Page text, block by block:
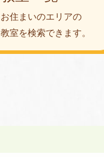
お住まいのエリアの
教室を検索できます。